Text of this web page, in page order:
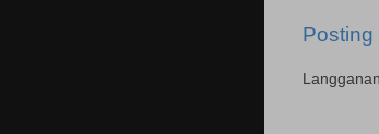
Posting